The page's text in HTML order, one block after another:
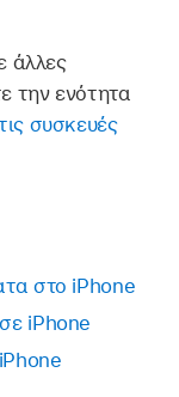
άλλες
την ενότητα
συσκευές
στο iPhone
iPhone